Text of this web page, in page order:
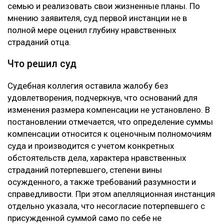
семью и реализовать свои жизненные планы. По
мнению заявителя, суд первой инстанции не в
полной мере оценил глубину нравственных
страданий отца.
Что решил суд
Судебная коллегия оставила жалобу без
удовлетворения, подчеркнув, что оснований для
изменения размера компенсации не установлено. В
постановлении отмечается, что определение суммы
компенсации относится к оценочным полномочиям
суда и производится с учетом конкретных
обстоятельств дела, характера нравственных
страданий потерпевшего, степени вины
осужденного, а также требований разумности и
справедливости. При этом апелляционная инстанция
отдельно указала, что несогласие потерпевшего с
присужденной суммой само по себе не